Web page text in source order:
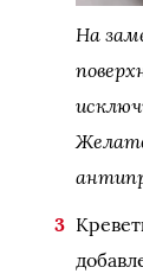
На